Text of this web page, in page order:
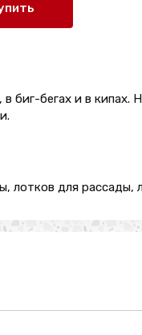
биг-бегах и в кипах.
лотков для рассады,